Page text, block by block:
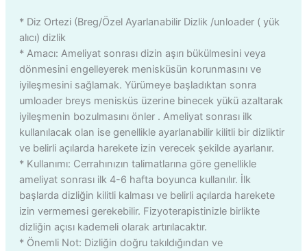
* Diz Ortezi (Breg/Özel Ayarlanabilir Dizlik /unloader ( yük
alıcı) dizlik
* Amacı: Ameliyat sonrası dizin aşırı bükülmesini veya
dönmesini engelleyerek menisküsün korunmasını ve
iyileşmesini sağlamak. Yürümeye başladıktan sonra
umloader breys menisküs üzerine binecek yükü azaltarak
iyileşmenin bozulmasını önler . Ameliyat sonrası ilk
kullanılacak olan ise genellikle ayarlanabilir kilitli bir dizliktir
ve belirli açılarda harekete izin verecek şekilde ayarlanır.
* Kullanımı: Cerrahınızın talimatlarına göre genellikle
ameliyat sonrası ilk 4-6 hafta boyunca kullanılır. İlk
başlarda dizliğin kilitli kalması ve belirli açılarda harekete
izin vermemesi gerekebilir. Fizyoterapistinizle birlikte
dizliğin açısı kademeli olarak artırılacaktır.
* Önemli Not: Dizliğin doğru takıldığından ve